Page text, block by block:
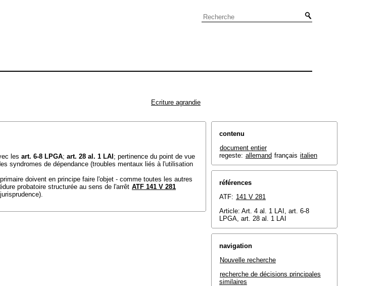
Ecriture agrandie
les art. 6-8 LPGA; art. 28 al. 1 LAI ; pertinence du point de vue
syndromes de dépendance (troubles mentaux liés à l'utilisation
doivent en principe faire l'objet - comme toutes les autres
probatoire structurée au sens de l'arrêt ATF 141 V 281
contenu
document entier
regeste: allemand français italien
références
ATF: 141 V 281
Article: Art. 4 al. 1 LAI, art. 6-8
LPGA, art. 28 al. 1 LAI
navigation
Nouvelle recherche
recherche de décisions principales
similaires